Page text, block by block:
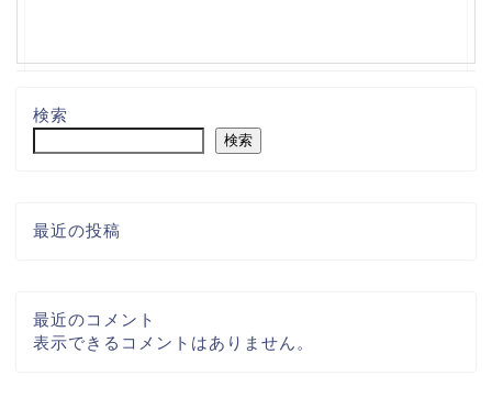
検索
検索
最近の投稿
最近のコメント
表示できるコメントはありません。